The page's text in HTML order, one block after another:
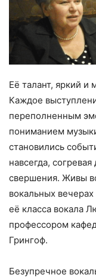
Её талант, яркий и
Каждое
переполненным
пониманием
становились
навсегда,
свершения. Живы
вокальных
её класса вокала
профессором
Грингоф.
Безупречное